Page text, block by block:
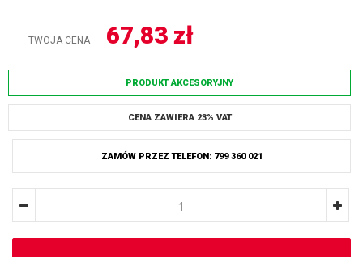
TWOJA CENA 67,83 zł
PRODUKT AKCESORYJNY
CENA ZAWIERA 23% VAT
ZAMÓW PRZEZ TELEFON: 799 360 021